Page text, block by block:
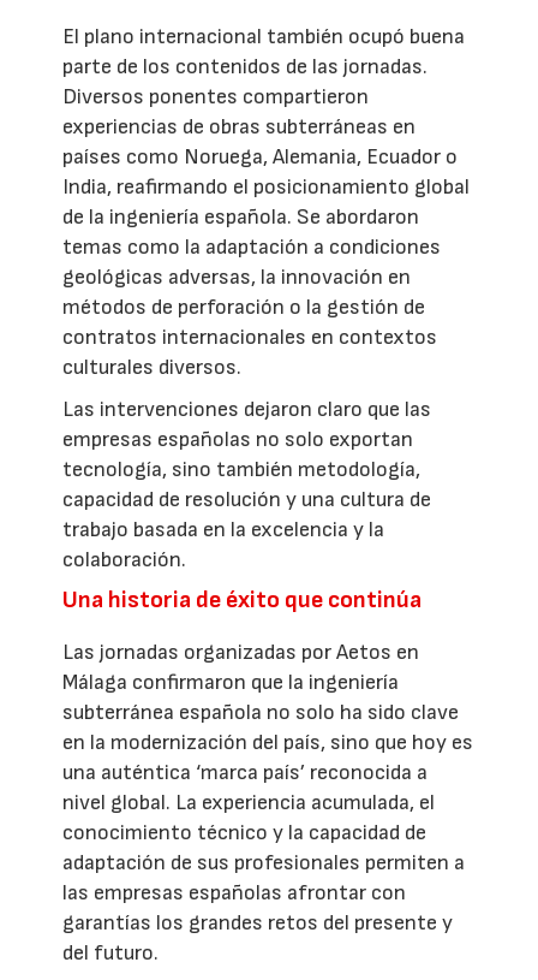
El plano internacional también ocupó buena
parte de los contenidos de las jornadas.
Diversos ponentes compartieron
experiencias de obras subterráneas en
países como Noruega, Alemania, Ecuador o
India, reafirmando el posicionamiento global
de la ingeniería española. Se abordaron
temas como la adaptación a condiciones
geológicas adversas, la innovación en
métodos de perforación o la gestión de
contratos internacionales en contextos
culturales diversos.
Las intervenciones dejaron claro que las
empresas españolas no solo exportan
tecnología, sino también metodología,
capacidad de resolución y una cultura de
trabajo basada en la excelencia y la
colaboración.
Una historia de éxito que continúa
Las jornadas organizadas por Aetos en
Málaga confirmaron que la ingeniería
subterránea española no solo ha sido clave
en la modernización del país, sino que hoy es
una auténtica ‘marca país’ reconocida a
nivel global. La experiencia acumulada, el
conocimiento técnico y la capacidad de
adaptación de sus profesionales permiten a
las empresas españolas afrontar con
garantías los grandes retos del presente y
del futuro.